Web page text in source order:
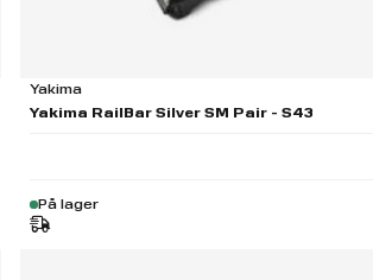
Yakima
Yakima RailBar Silver SM Pair - S43
På lager